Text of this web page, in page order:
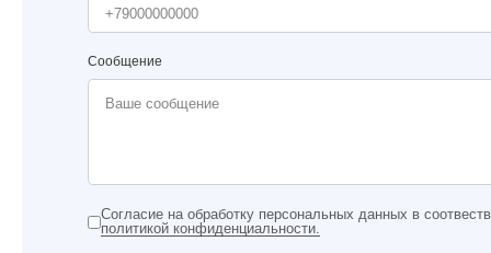
Сообщение
Согласие на обработку персональных данных в
политикой конфиденциальности.